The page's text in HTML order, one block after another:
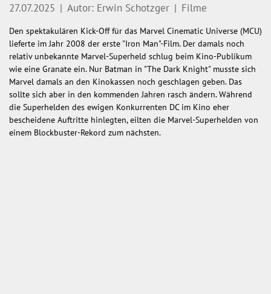
27.07.2025 | Autor: Erwin Schotzger | Filme
Den spektakulären Kick-Off für das Marvel Cinematic Universe (MCU)
lieferte im Jahr 2008 der erste "Iron Man"-Film. Der damals noch
relativ unbekannte Marvel-Superheld schlug beim Kino-Publikum
wie eine Granate ein. Nur Batman in "The Dark Knight" musste sich
Marvel damals an den Kinokassen noch geschlagen geben. Das
sollte sich aber in den kommenden Jahren rasch ändern. Während
die Superhelden des ewigen Konkurrenten DC im Kino eher
bescheidene Auftritte hinlegten, eilten die Marvel-Superhelden von
einem Blockbuster-Rekord zum nächsten.